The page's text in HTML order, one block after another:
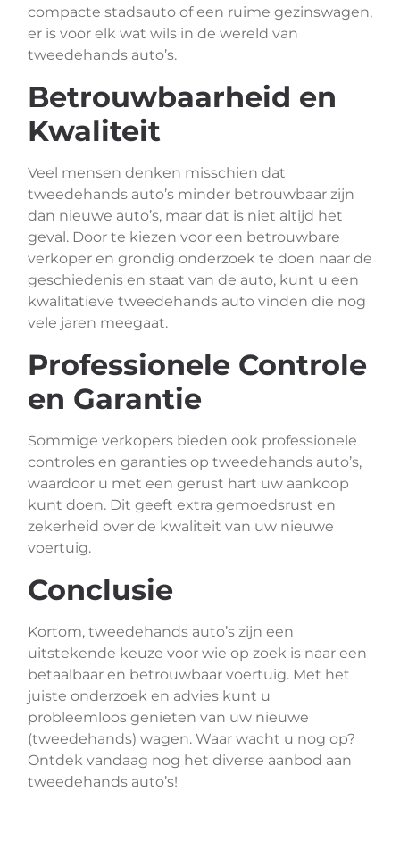
compacte stadsauto of een ruime gezinswagen,
er is voor elk wat wils in de wereld van
tweedehands auto’s.
Betrouwbaarheid en
Kwaliteit
Veel mensen denken misschien dat
tweedehands auto’s minder betrouwbaar zijn
dan nieuwe auto’s, maar dat is niet altijd het
geval. Door te kiezen voor een betrouwbare
verkoper en grondig onderzoek te doen naar de
geschiedenis en staat van de auto, kunt u een
kwalitatieve tweedehands auto vinden die nog
vele jaren meegaat.
Professionele Controle
en Garantie
Sommige verkopers bieden ook professionele
controles en garanties op tweedehands auto’s,
waardoor u met een gerust hart uw aankoop
kunt doen. Dit geeft extra gemoedsrust en
zekerheid over de kwaliteit van uw nieuwe
voertuig.
Conclusie
Kortom, tweedehands auto’s zijn een
uitstekende keuze voor wie op zoek is naar een
betaalbaar en betrouwbaar voertuig. Met het
juiste onderzoek en advies kunt u
probleemloos genieten van uw nieuwe
(tweedehands) wagen. Waar wacht u nog op?
Ontdek vandaag nog het diverse aanbod aan
tweedehands auto’s!